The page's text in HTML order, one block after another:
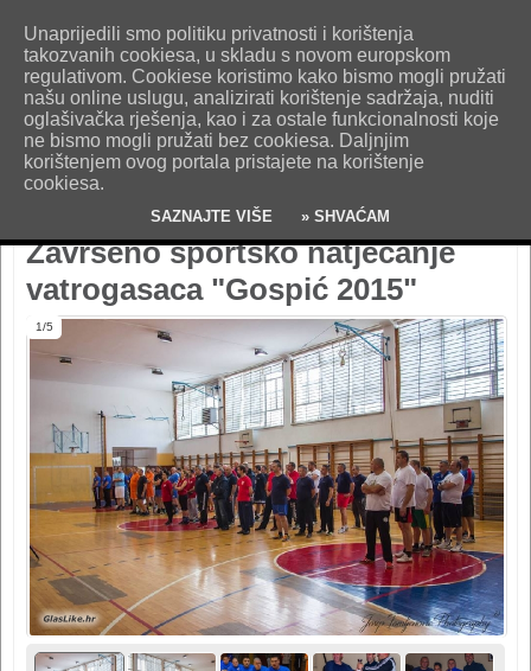
O nama Kontakt Oglašavanje Impresum
Uvjeti korištenja
Pošaljite nam vijest!
Završeno sportsko natjecanje
vatrogasaca "Gospić 2015"
1/5
Unaprijedili smo politiku privatnosti i korištenja
takozvanih cookiesa, u skladu s novom europskom
regulativom. Cookiese koristimo kako bismo mogli pružati
našu online uslugu, analizirati korištenje sadržaja, nuditi
oglašivačka rješenja, kao i za ostale funkcionalnosti koje
ne bismo mogli pružati bez cookiesa. Daljnjim
korištenjem ovog portala pristajete na korištenje
cookiesa.
SAZNAJTE VIŠE » SHVAĆAM